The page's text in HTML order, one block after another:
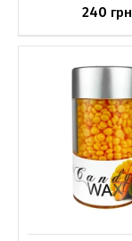
240 грн